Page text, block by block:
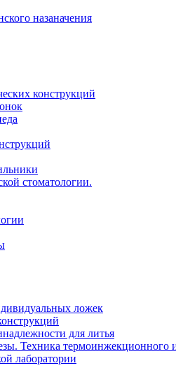
назаначения
конструкций
стоматологии.
ложек
для литья
Техника термоинжекционного
лаборатории